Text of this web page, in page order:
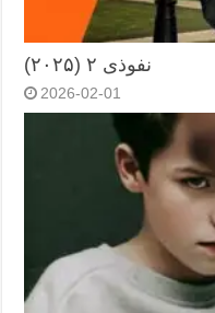
نفوذی ۲ (۲۰۲۵)
2026-02-01